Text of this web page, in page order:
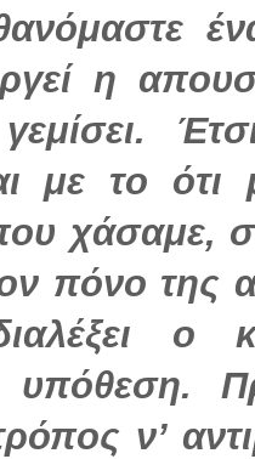
η
με το ότι
χάσαμε,
πόνο της
ο
υπόθεση.
ν’